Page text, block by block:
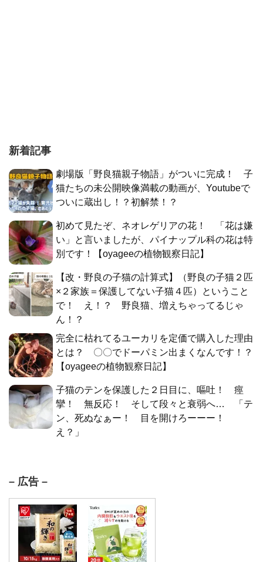
新着記事
劇場版「野良猫親子物語」がついに完成！ 子
猫たちの未公開映像満載の動画が、Youtubeで
ついに蔵出し！？初解禁！？
初めて見たぞ、ネオレゲリアの花！ 「花は嫌
い」と言いましたが、パイナップル科の花は特
別です！【oyageeの植物観察日記】
【改・野良の子猫の計算式】（野良の子猫２匹
×２家族＝保護してない子猫４匹）ということ
で！ え！？ 野良猫、増えちゃってるじゃ
ん！？
完全に枯れてるユーカリを定価で購入した理由
とは？ 〇〇でドーパミン出まくなんです！？
【oyageeの植物観察日記】
子猫のテンを保護した２日目に、嘔吐！ 痙
攣！ 無反応！ そして段々と衰弱へ… 「テ
ン、死ぬなぁー！ 目を開けろーーー！
え？」
– 広告 –